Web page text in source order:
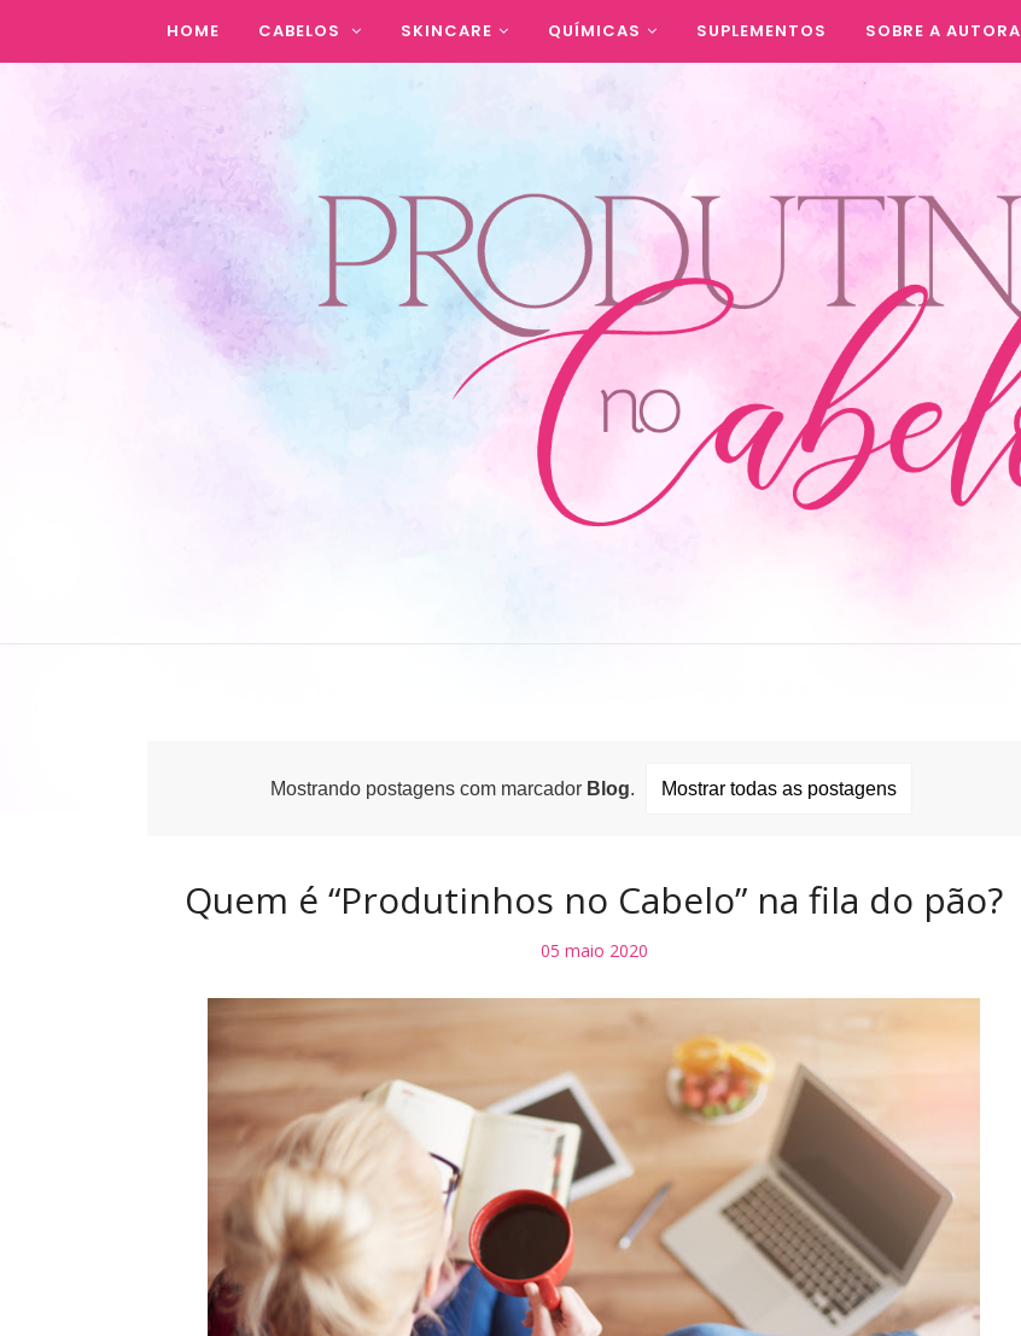
HOME CABELOS SKINCARE QUÍMICAS SUPLEMENTOS SOBRE A AUTORA
Mostrando postagens com marcador Blog. Mostrar todas as postagens
Quem é “Produtinhos no Cabelo” na fila do pão?
05 maio 2020